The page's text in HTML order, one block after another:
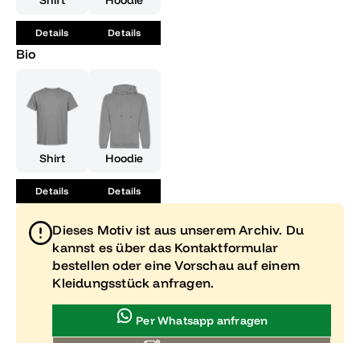
Details Details
Bio
Shirt
Details
Hoodie
Details
Dieses Motiv ist aus unserem Archiv. Du
kannst es über das Kontaktformular
bestellen oder eine Vorschau auf einem
Kleidungsstück anfragen.
Per Whatsapp anfragen